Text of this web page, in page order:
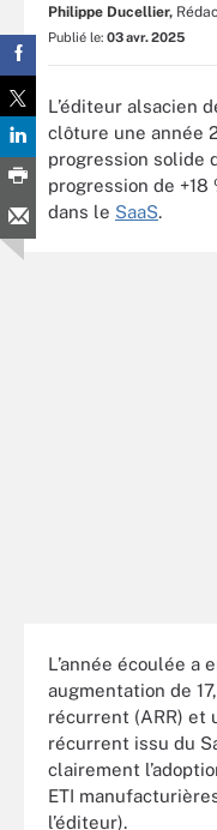
Philippe Ducellier,
Publié le: 03 avr. 2025
L’éditeur alsacien
clôture une année
progression solide
progression de
dans le SaaS.
L’année écoulée a
augmentation de
récurrent (ARR) et
récurrent issu du
clairement
ETI
l’éditeur).